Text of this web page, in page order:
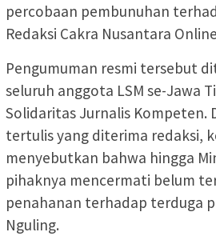
percobaan pembunuhan
Redaksi Cakra Nusantara
Pengumuman resmi tersebut
seluruh anggota LSM se-Jawa
Solidaritas Jurnalis Kompeten.
tertulis yang diterima redaksi,
menyebutkan bahwa hingga
pihaknya mencermati belum
penahanan terhadap terduga
Nguling.